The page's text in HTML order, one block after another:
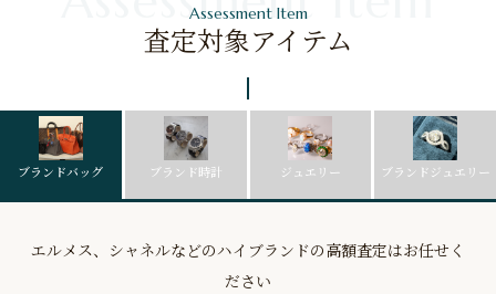
Assessment Item
査定対象アイテム
ブランドバッグ ブランド時計 ジュエリー ブランドジュエリー
エルメス、シャネルなどのハイブランドの高額査定はお任せく
ださい